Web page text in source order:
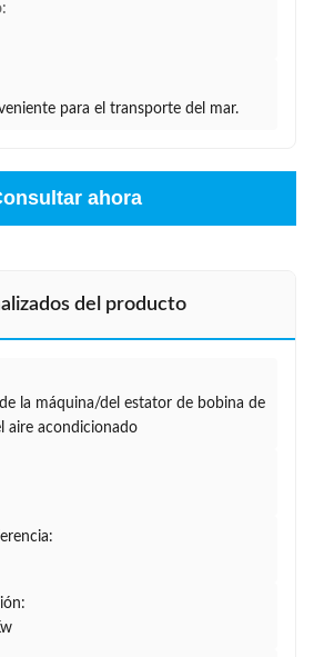
para el transporte del mar.
ahora
del producto
la máquina/del estator de bobina de
aire acondicionado